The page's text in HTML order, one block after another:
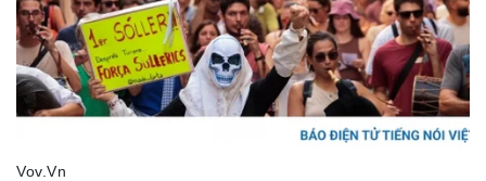
Thể thao